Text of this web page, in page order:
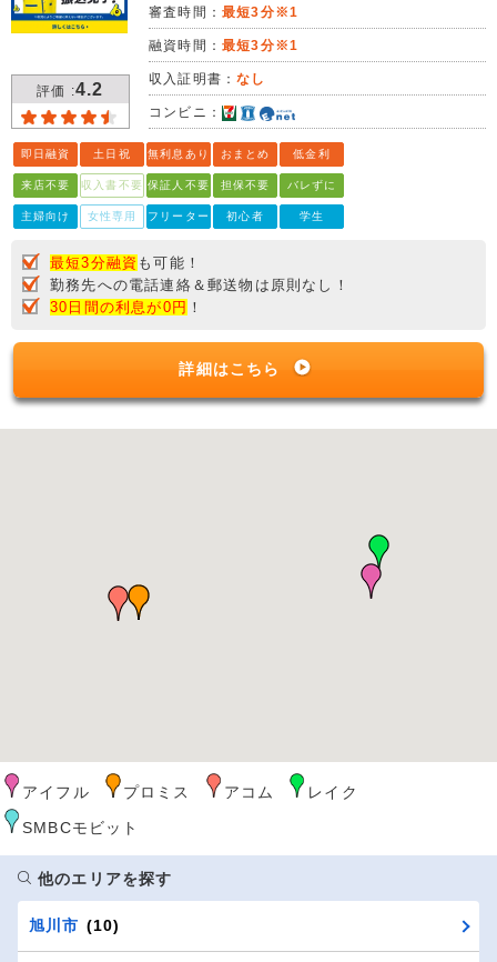
評価 :4.2
審査時間： 最短3分※1
融資時間： 最短3分※1
収入証明書：なし
コンビニ：
即日融資 土日祝 無利息あり おまとめ 低金利
来店不要 収入書不要 保証人不要 担保不要 バレずに
主婦向け 女性専用 フリーター 初心者 学生
最短3分融資 も可能！
勤務先への電話連絡＆郵送物は原則なし！
30日間の利息が0円 ！
詳細はこちら
アイフル プロミス アコム
レイク
SMBCモビット
他のエリアを探す
旭川市 (10)